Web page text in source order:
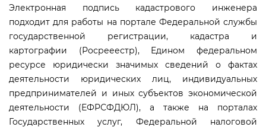
Электронная подпись кадастрового инженера
подходит для работы на портале Федеральной службы
осударственной регистрации, кадастра и
картографии (Росрееестр), Едином федеральном
ресурсе юридически значимых сведений о фактах
деятельности юридических лиц, индивидуальных
предпринимателей и иных субъектов экономической
деятельности (ЕФРСФДЮЛ), а также на порталах
Государственных услуг, Федеральной налоговой